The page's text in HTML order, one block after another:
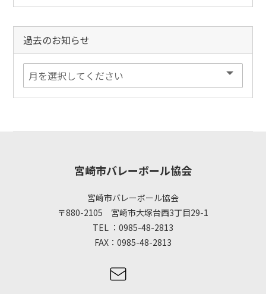
過去のお知らせ
宮崎市バレーボール協会
宮崎市バレーボール協会
〒880-2105 宮崎市大塚台西3丁目29-1
TEL ：0985-48-2813
FAX：0985-48-2813